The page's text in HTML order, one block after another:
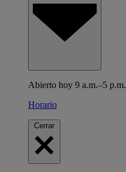
Abierto hoy 9 a.m.–5 p.m.
Horario
Cerrar